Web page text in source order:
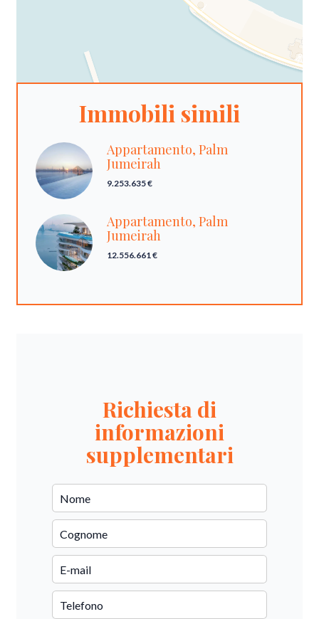
Immobili simili
Appartamento, Palm
Jumeirah
9.253.635 €
Appartamento, Palm
Jumeirah
12.556.661 €
Richiesta di
informazioni
supplementari